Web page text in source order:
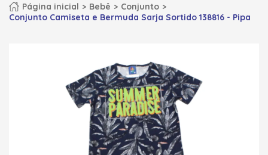
Página inicial Bebê
Conjunto
Conjunto Camiseta e Bermuda Sarja Sortido 138816 - Pipa